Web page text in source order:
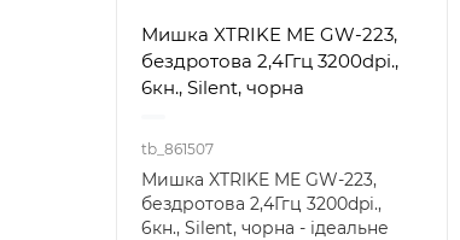
Мишка XTRIKE ME GW-223,
бездротова 2,4Ггц 3200dpi.,
6кн., Silent, чорна
tb_861507
Мишка XTRIKE ME GW-223,
бездротова 2,4Ггц 3200dpi.,
6кн., Silent, чорна - ідеальне